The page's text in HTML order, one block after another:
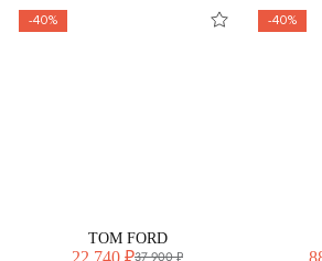
-40%
TOM FORD
22 740 ₽37 900 ₽
-40%